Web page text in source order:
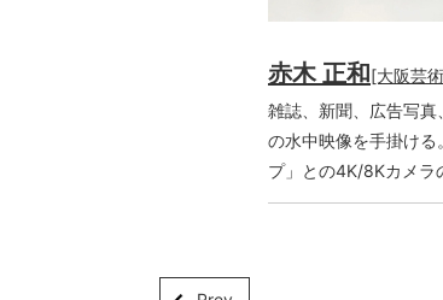
赤木 正和[大阪芸
雑誌、新聞、広告写
の水中映像を手掛け
プ」との4K/8Kカメラ